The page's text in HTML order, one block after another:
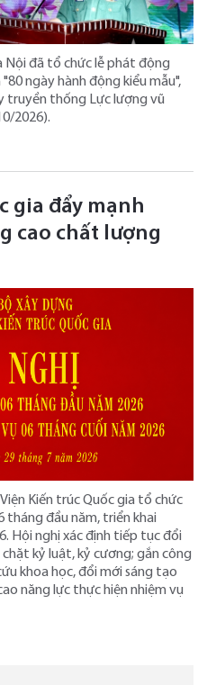
Nội đã tổ chức lễ phát động
ngày hành động kiểu mẫu",
truyền thống Lực lượng vũ
2026).
gia đẩy mạnh
cao chất lượng
Kiến trúc Quốc gia tổ chức
tháng đầu năm, triển khai
Hội nghị xác định tiếp tục đổi
kỷ luật, kỷ cương; gắn công
khoa học, đổi mới sáng tạo
năng lực thực hiện nhiệm vụ